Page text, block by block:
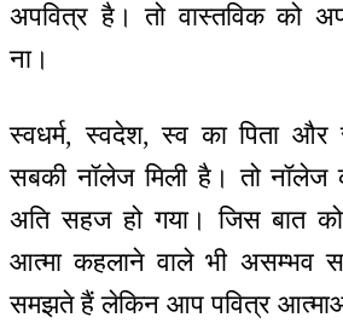
अपवित्र है। तो वास्तविक को
ना।
स्वधर्म, स्वदेश, स्व का पिता
सबकी नॉलेज मिली है। तो नॉलेज
अति सहज हो गया। जिस बात
आत्मा कहलाने वाले भी असम्भव
समझते हैं लेकिन आप पवित्र